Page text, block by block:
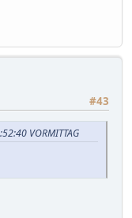
#43
VORMITTAG